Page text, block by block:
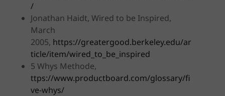
/
Jonathan Haidt, Wired to be Inspired,
March
2005, https://greatergood.berkeley.edu/ar
ticle/item/wired_to_be_inspired
5 Whys Methode,
ttps://www.productboard.com/glossary/fi
ve-whys/